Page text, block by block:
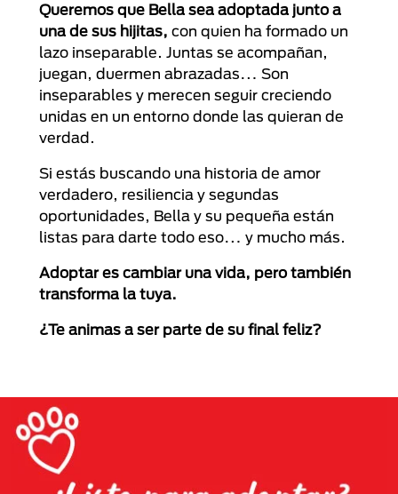
Queremos que Bella sea adoptada junto a
una de sus hijitas, con quien ha formado un
lazo inseparable. Juntas se acompañan,
juegan, duermen abrazadas… Son
inseparables y merecen seguir creciendo
unidas en un entorno donde las quieran de
verdad.
Si estás buscando una historia de amor
verdadero, resiliencia y segundas
oportunidades, Bella y su pequeña están
listas para darte todo eso… y mucho más.
Adoptar es cambiar una vida, pero también
transforma la tuya.
¿Te animas a ser parte de su final feliz?